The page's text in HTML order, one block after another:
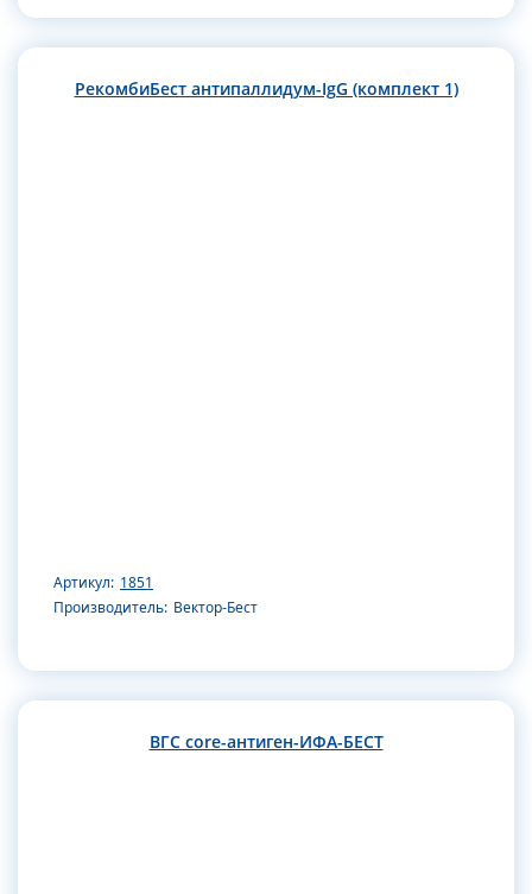
РекомбиБест антипаллидум-IgG (комплект 1)
Артикул: 1851
Производитель: Вектор-Бест
ВГС core-антиген-ИФА-БЕСТ